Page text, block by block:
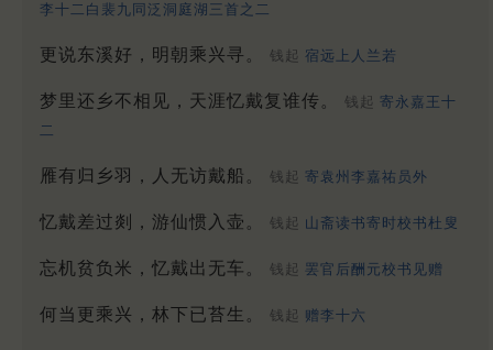
李十二白裴九同泛洞庭湖三首之二
更说东溪好，明朝乘兴寻。 钱起 宿远上人兰若
梦里还乡不相见，天涯忆戴复谁传。 钱起 寄永嘉王十
二
雁有归乡羽，人无访戴船。 钱起 寄袁州李嘉祐员外
忆戴差过剡，游仙惯入壶。 钱起 山斋读书寄时校书杜叟
忘机贫负米，忆戴出无车。 钱起 罢官后酬元校书见赠
何当更乘兴，林下已苔生。 钱起 赠李十六